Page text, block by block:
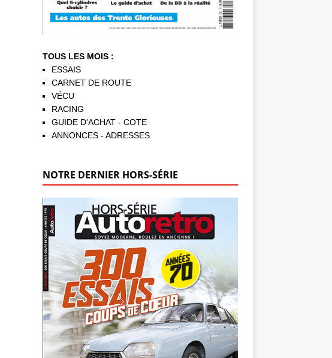
TOUS LES MOIS :
ESSAIS
CARNET DE ROUTE
VÉCU
RACING
GUIDE D'ACHAT - COTE
ANNONCES - ADRESSES
NOTRE DERNIER HORS-SÉRIE